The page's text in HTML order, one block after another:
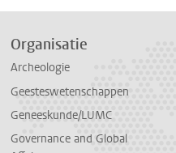
Organisatie
Archeologie
Geesteswetenschappen
Geneeskunde/LUMC
Governance and Global